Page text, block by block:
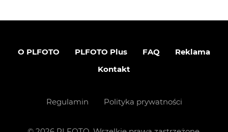
O PLFOTO PLFOTO Plus FAQ
Reklama
Kontakt
Regulamin Polityka prywatności